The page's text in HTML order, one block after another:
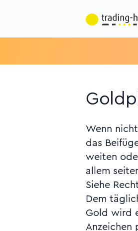
Wenn
das
weiten
allem
Siehe
Dem
Gold wird
Anzeichen
gesamthaft
in Gold
doppelt so
Silber-